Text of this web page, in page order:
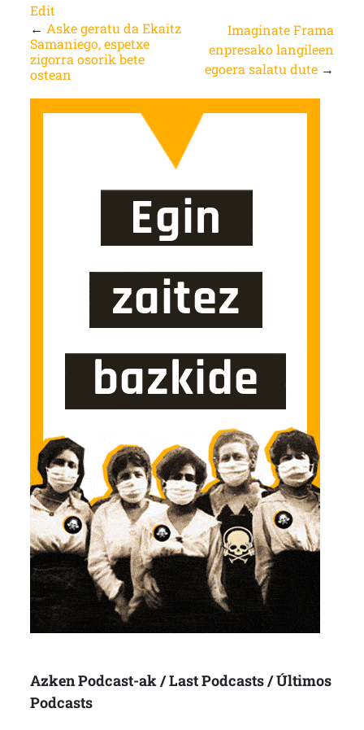
Edit
← Aske geratu da Ekaitz
Samaniego, espetxe
zigorra osorik bete
ostean
Imaginate Frama
enpresako langileen
egoera salatu dute →
Azken Podcast-ak / Last Podcasts / Últimos
Podcasts